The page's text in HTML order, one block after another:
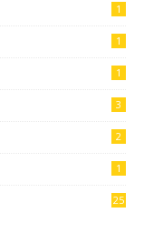
1
1
1
3
2
1
25